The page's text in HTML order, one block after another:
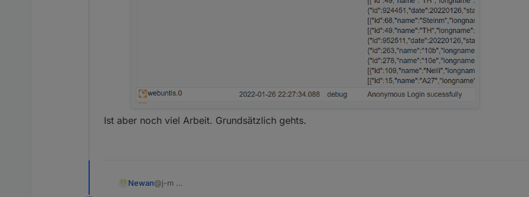
Ist aber noch viel Arbeit. Grundsätzlich gehts.
Newan@j-m